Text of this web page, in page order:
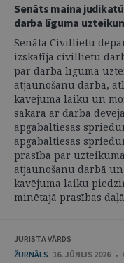
Senāts maina
darba līguma
Senāta Civillietu
izskatīja civillietu
par darba līguma
atjaunošanu darbā,
kavējuma laiku un
sakarā ar darba
apgabaltiesas
apgabaltiesas
prasība par
atjaunošanu darbā
kavējuma laiku
minētajā prasības
JURISTA VĀRDS
ŽURNĀLS 16. JŪNIJS 2026 •